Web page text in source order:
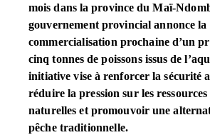
mois dans la province du Maï-
gouvernement provincial annonce la
commercialisation prochaine d’un
cinq tonnes de poissons issus de
initiative vise à renforcer la sécurité
réduire la pression sur les
naturelles et promouvoir une
pêche traditionnelle.